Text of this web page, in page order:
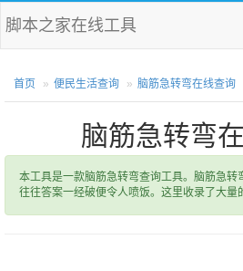
脚本之家在线工具
首页 便民生活查询 脑筋急转弯在线查询
脑筋急转弯
本工具是一款脑筋急转弯查询工具。脑筋急转
往往答案一经破便令人喷饭。这里收录了大量